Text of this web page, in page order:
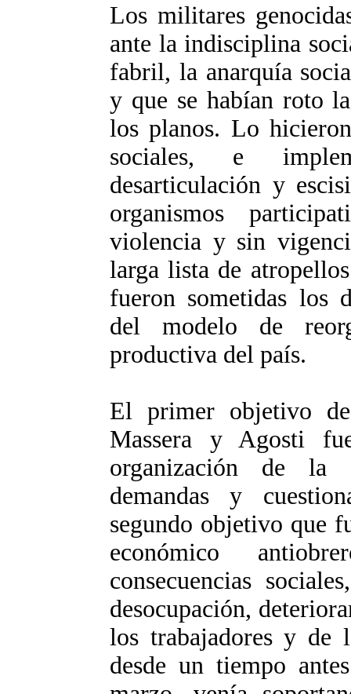
Los militares
ante la indisciplina
fabril, la anarquía
y que se habían roto
los planos. Lo
sociales, e
desarticulación y
organismos
violencia y sin
larga lista de
fueron sometidas los
del modelo de
productiva del país.
El primer objetivo
Massera y Agosti
organización de la
demandas y
segundo objetivo que
económico
consecuencias
desocupación,
los trabajadores y de
desde un tiempo